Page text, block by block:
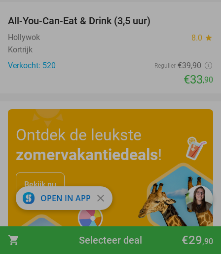
shopping_cart €29,90
Selecteer deal
All-You-Can-Eat & Drink (3,5 uur)
Hollywok 8.0 star
Kortrijk
Verkocht: 520
Regulier €39,90
€33,90
Ontdek de leukste
zomervakantiedeals!
Bekijk nu
OPEN IN APP close